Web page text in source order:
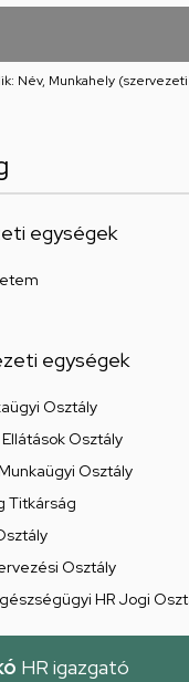
Név, Munkahely
egységek
egységek
Osztály
Osztály
Osztály
Titkárság
Osztály
HR Jogi
HR igazgató